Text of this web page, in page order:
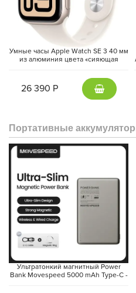
Умные часы Apple Watch SE 3 40 мм
из алюминия цвета «сияющая
«сияющая звезда» (S/M)
26 390 Р
Портативные
Ультратонкий магнитный Power
Bank Movespeed 5000 mAh Type-C -